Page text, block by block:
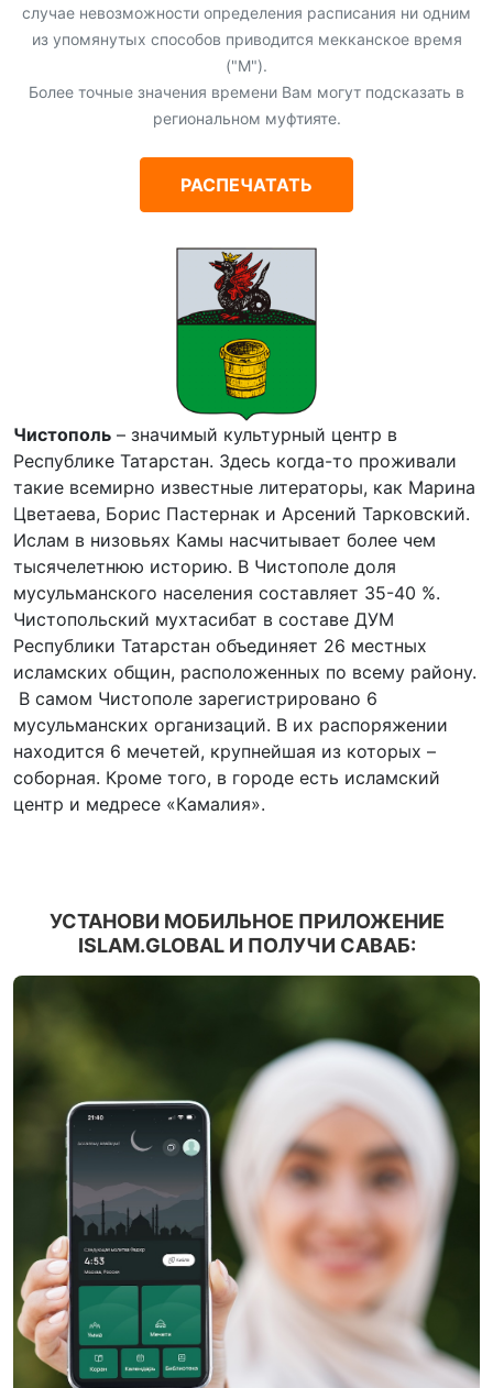
случае невозможности определения расписания ни одним
из упомянутых способов приводится мекканское время
("М").
Более точные значения времени Вам могут подсказать в
региональном муфтияте.
РАСПЕЧАТАТЬ
Чистополь – значимый культурный центр в
Республике Татарстан. Здесь когда-то проживали
такие всемирно известные литераторы, как Марина
Цветаева, Борис Пастернак и Арсений Тарковский.
Ислам в низовьях Камы насчитывает более чем
тысячелетнюю историю. В Чистополе доля
мусульманского населения составляет 35-40 %.
Чистопольский мухтасибат в составе ДУМ
Республики Татарстан объединяет 26 местных
исламских общин, расположенных по всему району.
В самом Чистополе зарегистрировано 6
мусульманских организаций. В их распоряжении
находится 6 мечетей, крупнейшая из которых –
соборная. Кроме того, в городе есть исламский
центр и медресе «Камалия».
УСТАНОВИ МОБИЛЬНОЕ ПРИЛОЖЕНИЕ
ISLAM.GLOBAL И ПОЛУЧИ САВАБ: